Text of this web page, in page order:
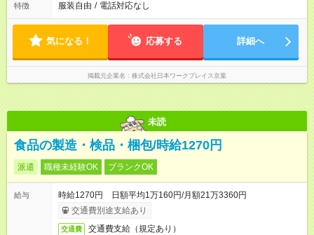
特徴 服装自由 / 電話対応なし
気になる！ 応募する 詳細へ
掲載元企業名 株式会社日本ワークプレイス京葉
未読
食品の製造・検品・梱包/時給1270円
派遣 職種未経験OK ブランクOK
給与
時給1270円 日額平均1万160円/月額21万3360円
交通費別途支給あり
交通費 交通費支給（規定あり）